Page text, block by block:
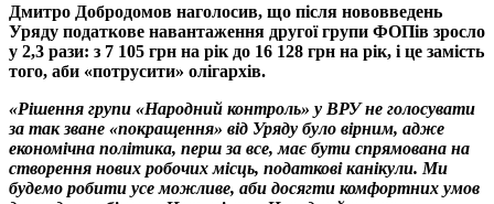
Дмитро Добродомов наголосив, що після нововведень
Уряду податкове навантаження другої групи ФОПів зросло
у 2,3 рази: з 7 105 грн на рік до 16 128 грн на рік, і це замість
того, аби «потрусити» олігархів.
«Рішення групи «Народний контроль» у ВРУ не голосувати
за так зване «покращення» від Уряду було вірним, адже
економічна політика, перш за все, має бути спрямована на
створення нових робочих місць, податкові канікули. Ми
будемо робити усе можливе, аби досягти комфортних умов